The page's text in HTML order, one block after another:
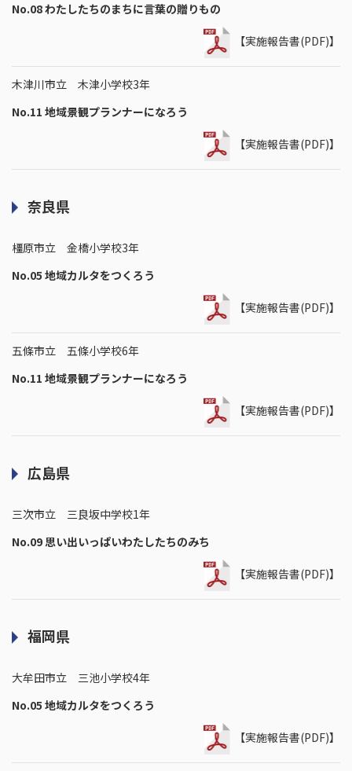
No.08 わたしたちのまちに言葉の贈りもの
【実施報告書(PDF)】
木津川市立 木津小学校3年
No.11 地域景観プランナーになろう
【実施報告書(PDF)】
奈良県
橿原市立 金橋小学校3年
No.05 地域カルタをつくろう
【実施報告書(PDF)】
五條市立 五條小学校6年
No.11 地域景観プランナーになろう
【実施報告書(PDF)】
広島県
三次市立 三良坂中学校1年
No.09 思い出いっぱいわたしたちのみち
【実施報告書(PDF)】
福岡県
大牟田市立 三池小学校4年
No.05 地域カルタをつくろう
【実施報告書(PDF)】